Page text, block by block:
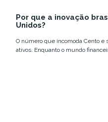
Por que a inovação
Unidos?
O número que incomoda Cento e sessenta milhões de utilizadores
ativos. Enquanto o mundo